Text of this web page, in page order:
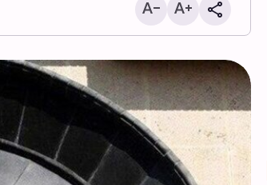
Həzrət Fatimə Məsumənin
(səlamullahi əleyha) hərəmində
Ərbəin əzadarlığı \ Foto Xəbər